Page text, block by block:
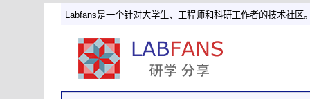
Labfans是一个针对大学生、工程师和科研工作者的技术社区